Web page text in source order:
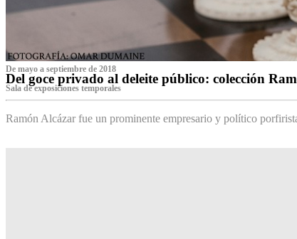
De mayo a septiembre de 2018
Del goce privado al deleite público: colección
Sala de exposiciones temporales
Ramón Alcázar fue un prominente empresario y político